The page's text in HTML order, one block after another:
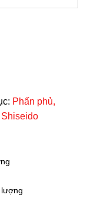
Phấn phủ,
Shiseido
lượng